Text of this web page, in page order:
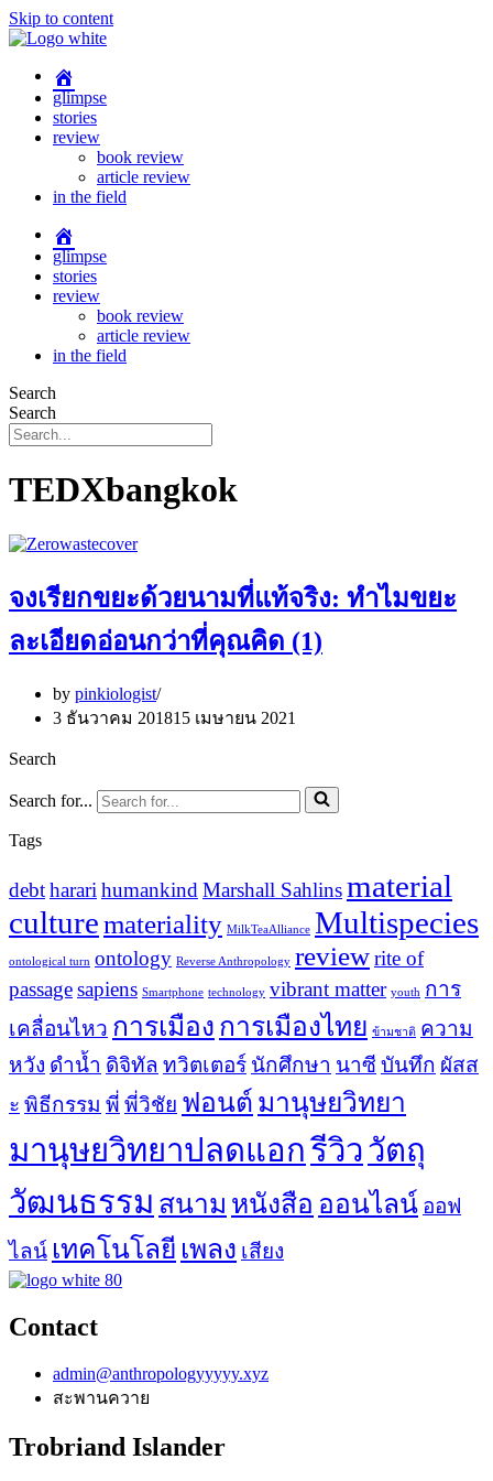
Skip to content
glimpse
stories
review
book review
article review
in the field
glimpse
stories
review
book review
article review
in the field
Search
Search
TEDXbangkok
จงเรียกขยะด้วยนามที่แท้จริง: ทำไมขยะ
ละเอียดอ่อนกว่าที่คุณคิด (1)
by pinkiologist
3 ธันวาคม 201815 เมษายน 2021
Search
Search for...
Tags
debtharari humankind Marshall Sahlinsmaterial
culturemateriality MilkTeaAlliance Multispecies
ontological turn ontology Reverse Anthropology reviewrite of
passagesapiens Smartphone technology vibrant matter youth การ
เคลื่อนไหว การเมือง การเมืองไทย ข้ามชาติ ความ
หวัง ดำน้ำ ดิจิทัล ทวิตเตอร์ นักศึกษา นาซี บันทึก ผัสส
ะ พิธีกรรม พี่ พี่วิชัย ฟอนต์ มานุษยวิทยา
มานุษยวิทยาปลดแอกรีวิววัตถุ
วัฒนธรรม สนาม หนังสือ ออนไลน์ ออฟ
ไลน์ เทคโนโลยี เพลง เสียง
Contact
admin@anthropologyyyyy.xyz
สะพานควาย
Trobriand Islander